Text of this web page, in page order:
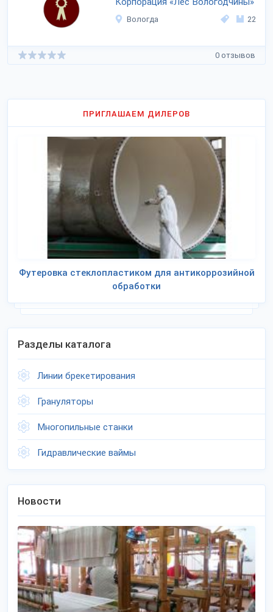
Вологда 22
0 отзывов
ПРИГЛАШАЕМ ДИЛЕРОВ
Футеровка стеклопластиком для антикоррозийной
обработки
Разделы каталога
Линии брекетирования
Грануляторы
Многопильные станки
Гидравлические ваймы
Новости